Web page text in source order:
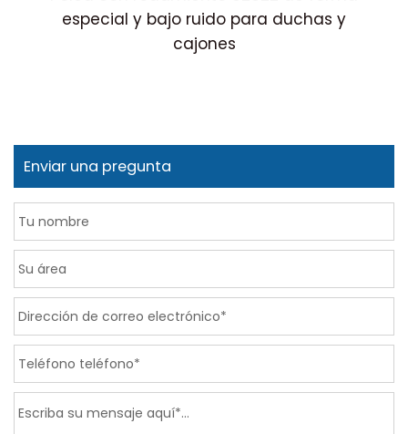
especial y bajo ruido para duchas y
cajones
Enviar una pregunta